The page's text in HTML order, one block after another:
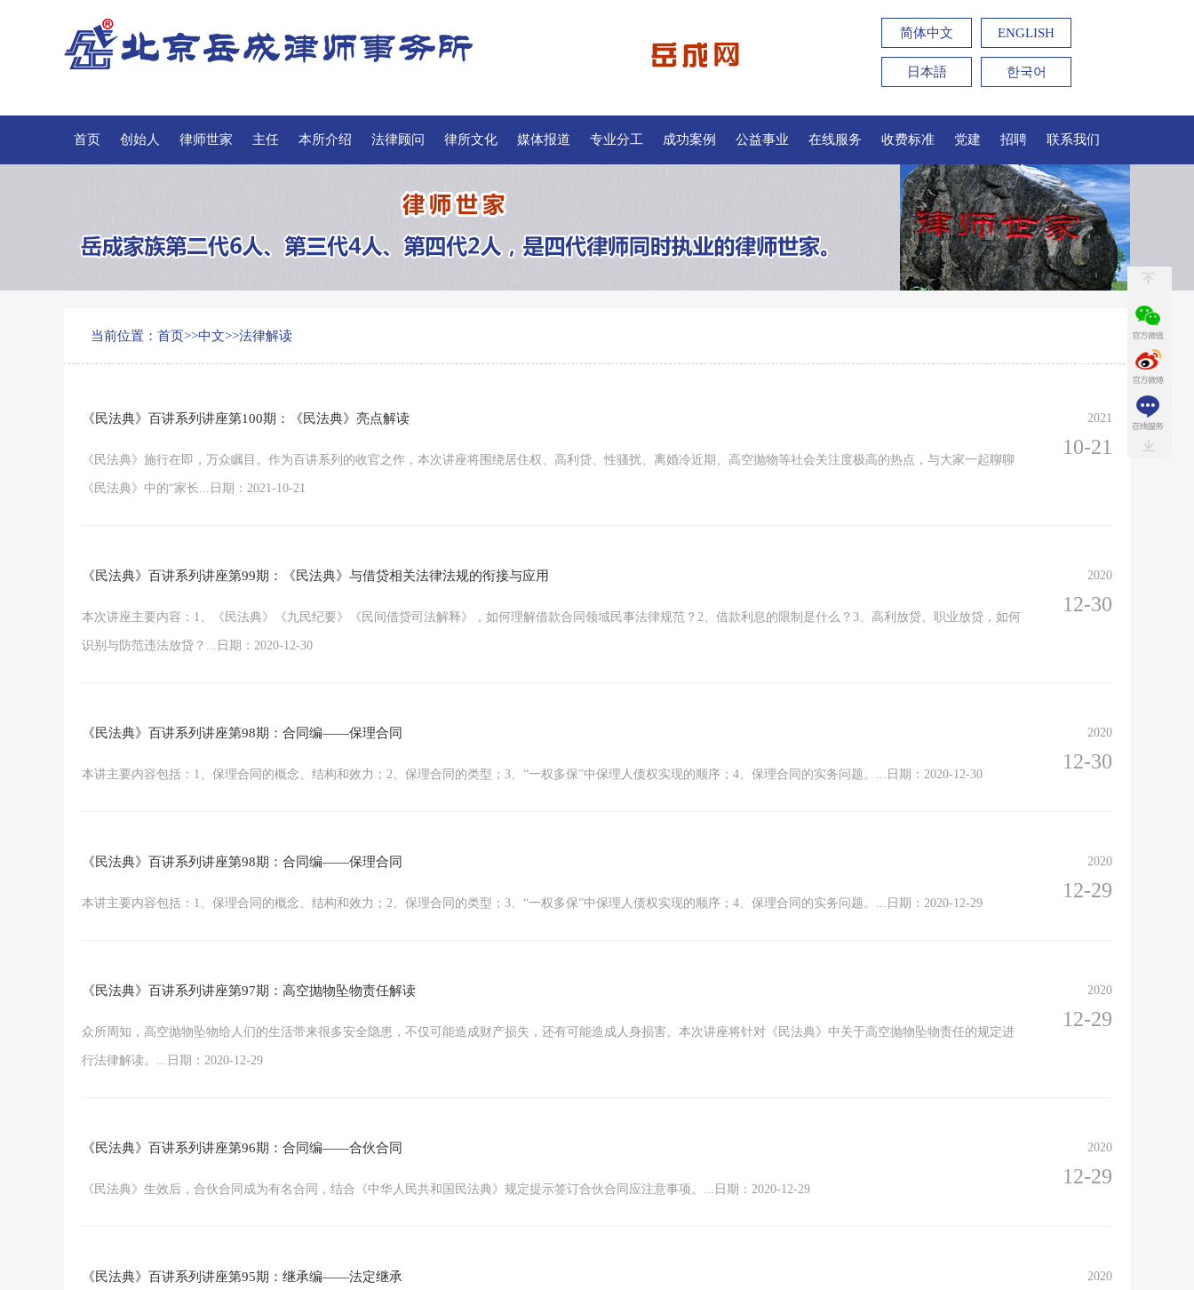
简体中文 ENGLISH
日本語 한국어
首页 创始人 律师世家 主任 本所介绍 法律顾问 律所文化 媒体报道 专业分工 成功案例 公益事业 在线服务 收费标准 党建 招聘 联系我们
当前位置： 首页>>中文>>法律解读
《民法典》百讲系列讲座第100期：《民法典》亮点解读
《民法典》施行在即，万众瞩目。作为百讲系列的收官之作，本次讲座将围绕居住权、高利贷、性骚扰、离婚冷近期、高空抛物等社会关注度极高的热点，与大家一起聊聊
《民法典》中的“家长...日期：2021-10-21
2021
10-21
《民法典》百讲系列讲座第99期：《民法典》与借贷相关法律法规的衔接与应用
本次讲座主要内容：1、《民法典》《九民纪要》《民间借贷司法解释》，如何理解借款合同领域民事法律规范？2、借款利息的限制是什么？3、高利放贷、职业放贷，如何
识别与防范违法放贷？...日期：2020-12-30
2020
12-30
《民法典》百讲系列讲座第98期：合同编——保理合同
本讲主要内容包括：1、保理合同的概念、结构和效力；2、保理合同的类型；3、“一权多保”中保理人债权实现的顺序；4、保理合同的实务问题。...日期：2020-12-30
2020
12-30
《民法典》百讲系列讲座第98期：合同编——保理合同
本讲主要内容包括：1、保理合同的概念、结构和效力；2、保理合同的类型；3、“一权多保”中保理人债权实现的顺序；4、保理合同的实务问题。...日期：2020-12-29
2020
12-29
《民法典》百讲系列讲座第97期：高空抛物坠物责任解读
众所周知，高空抛物坠物给人们的生活带来很多安全隐患，不仅可能造成财产损失，还有可能造成人身损害。本次讲座将针对《民法典》中关于高空抛物坠物责任的规定进
行法律解读。...日期：2020-12-29
2020
12-29
《民法典》百讲系列讲座第96期：合同编——合伙合同
《民法典》生效后，合伙合同成为有名合同，结合《中华人民共和国民法典》规定提示签订合伙合同应注意事项。...日期：2020-12-29
2020
12-29
《民法典》百讲系列讲座第95期：继承编——法定继承 2020